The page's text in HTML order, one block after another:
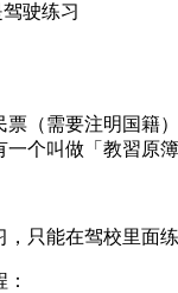
驶练习
票（需要注明国籍
一个叫做「教習原
只能在驾校里面